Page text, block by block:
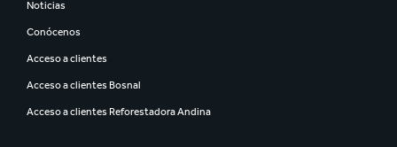
Noticias
Conócenos
Acceso a clientes
Acceso a clientes Bosnal
Acceso a clientes Reforestadora Andina